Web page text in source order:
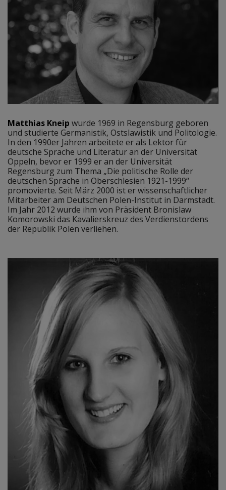
Matthias Kneip wurde 1969 in Regensburg geboren
und studierte Germanistik, Ostslawistik und Politologie.
In den 1990er Jahren arbeitete er als Lektor für
deutsche Sprache und Literatur an der Universität
Oppeln, bevor er 1999 er an der Universität
Regensburg zum Thema „Die politische Rolle der
deutschen Sprache in Oberschlesien 1921-1999“
promovierte. Seit März 2000 ist er wissenschaftlicher
Mitarbeiter am Deutschen Polen-Institut in Darmstadt.
Im Jahr 2012 wurde ihm von Präsident Bronislaw
Komorowski das Kavalierskreuz des Verdienstordens
der Republik Polen verliehen.